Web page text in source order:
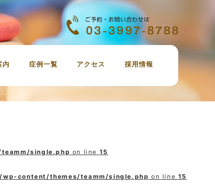
内
療診、歯のクリーニング
科
トニング
ずの抜歯
ラント
科
費用
症例一覧 アクセス 採用情報
single.php on line 15
content/themes/teamm/single.php on line 15